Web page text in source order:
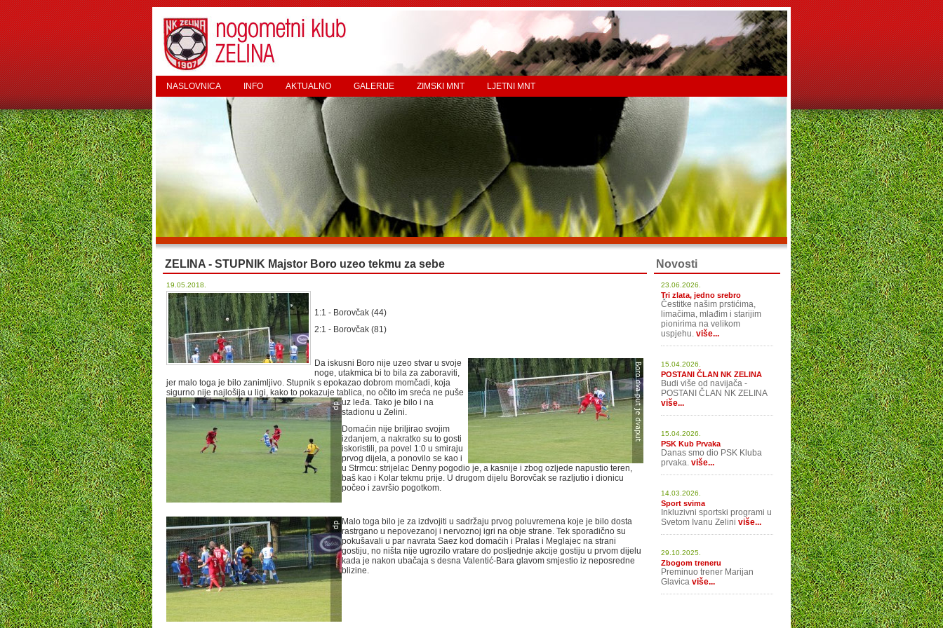
NASLOVNICA INFO AKTUALNO GALERIJE ZIMSKI MNT LJETNI MNT
ZELINA - STUPNIK Majstor Boro uzeo tekmu za sebe
19.05.2018.
1:1 - Borovčak (44)
2:1 - Borovčak (81)
Da iskusni Boro nije uzeo stvar u svoje
noge, utakmica bi to bila za zaboraviti,
jer malo toga je bilo zanimljivo. Stupnik s epokazao dobrom momčadi, koja
sigurno nije najlošija u ligi, kako to pokazuje tablica, no očito im sreća ne puše
uz leđa. Tako je bilo i na
stadionu u Zelini.
Domaćin nije briljirao svojim
izdanjem, a nakratko su to gosti
iskoristili, pa povel 1:0 u smiraju
prvog dijela, a ponovilo se kao i
u Strmcu: strijelac Denny pogodio je, a kasnije i zbog ozljede napustio teren,
baš kao i Kolar tekmu prije. U drugom dijelu Borovčak se razljutio i dionicu
počeo i završio pogotkom.
Malo toga bilo je za izdvojiti u sadržaju prvog poluvremena koje je bilo dosta
rastrgano u nepovezanoj i nervoznoj igri na obje strane. Tek sporadično su
pokušavali u par navrata Saez kod domaćih i Pralas i Meglajec na strani
gostiju, no ništa nije ugrozilo vratare do posljednje akcije gostiju u prvom dijelu
kada je nakon ubačaja s desna Valentić-Bara glavom smjestio iz neposredne
blizine.
Novosti
23.06.2026.
Tri zlata, jedno srebro
Čestitke našim prstićima,
limačima, mlađim i starijim
pionirima na velikom
uspjehu. više...
15.04.2026.
POSTANI ČLAN NK ZELINA
Budi više od navijača -
POSTANI ČLAN NK ZELINA
više...
15.04.2026.
PSK Kub Prvaka
Danas smo dio PSK Kluba
prvaka. više...
14.03.2026.
Sport svima
Inkluzivni sportski programi u
Svetom Ivanu Zelini više...
29.10.2025.
Zbogom treneru
Preminuo trener Marijan
Glavica više...